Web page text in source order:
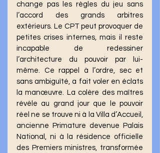
change pas les règles du jeu sans
l’accord des grands arbitres
extérieurs. Le CPT peut provoquer de
petites crises internes, mais il reste
incapable de redessiner
l’architecture du pouvoir par lui-
même. Ce rappel à l’ordre, sec et
sans ambiguïté, a fait voler en éclats
la manœuvre. La colère des maîtres
révèle au grand jour que le pouvoir
réel ne se trouve ni à la Villa d’Accueil,
ancienne Primature devenue Palais
National, ni à la résidence officielle
des Premiers ministres, transformée